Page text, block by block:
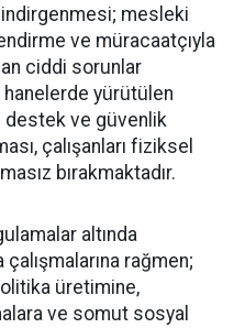
indirgenmesi; mesleki
ve müracaatçıyla
ciddi sorunlar
yürütülen
ve güvenlik
çalışanları fiziksel
bırakmaktadır.
altında
rağmen;
üretimine,
ve somut sosyal